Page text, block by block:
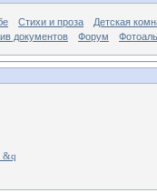
Стихи и проза
Детская
документов Форум
&q